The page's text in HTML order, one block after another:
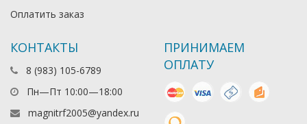
Оплатить заказ
КОНТАКТЫ
8 (983) 105-6789
Пн—Пт 10:00—18:00
magnitrf2005@yandex.ru
ПРИНИМАЕМ
ОПЛАТУ
mastercard наличныеяндекс
киви